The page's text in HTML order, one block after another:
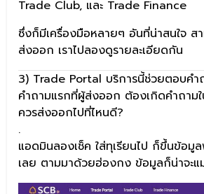
Trade Club, และ Trade Finance
ซึ่งก็มีเครื่องมือหลายๆ อันที่น่าสนใจ ส
ส่งออก เราไปลองดูรายละเอียดกัน
3) Trade Portal บริการนี้ช่วยตอบคำ
คำถามแรกที่ผู้ส่งออก ต้องเกิดคำถาม
ควรส่งออกไปที่ไหนดี?
.
แอดมินลองเช็ค ใส่ทุเรียนไป ก็ขึ้นข้อมู
เลย ตามมาด้วยฮ่องกง ข้อมูลก็น่าจะแ